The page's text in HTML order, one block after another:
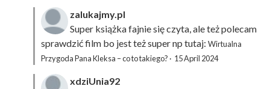
zalukajmy.pl
Super książka fajnie się czyta, ale też polecam
sprawdzić film bo jest też super np tutaj: Wirtualna
Przygoda Pana Kleksa – co to takiego? · 15 April 2024
xdziUnia92